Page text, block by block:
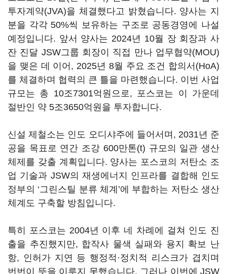
투자계약(JVA)을 체결했다고 밝혔습니다. 양사는 지
분을 각각 50%씩 보유하는 구조로 공동경영에 나설
예정입니다. 앞서 양사는 2024년 10월 장 회장과 사
잔 진달 JSW그룹 회장이 직접 만나 업무협약(MOU)
을 맺은 데 이어, 2025년 8월 주요 조건 합의서(HoA)
를 체결하며 협력의 큰 틀을 마련했습니다. 이번 사업
규모는 총 10조7301억원으로, 포스코는 이 가운데
절반인 약 5조3650억원을 투자합니다.
신설 제철소는 인도 오디샤주에 들어서며, 2031년 준
공을 목표로 연간 조강 600만톤(t) 규모의 일관 생산
체제를 갖출 계획입니다. 양사는 포스코의 저탄소 조
업 기술과 JSW의 재생에너지 인프라를 결합해 인도
정부의 ‘그린스틸 분류 체계’에 부합하는 저탄소 생산
체계도 구축할 방침입니다.
특히 포스코는 2004년 이후 네 차례에 걸쳐 인도 진
출을 추진했지만, 합작사 물색 실패와 용지 확보 난
항, 인허가 지연 등 행정적·정치적 리스크가 겹치며
번번이 뜻을 이루지 못했습니다. 그러나 이번에 JSW